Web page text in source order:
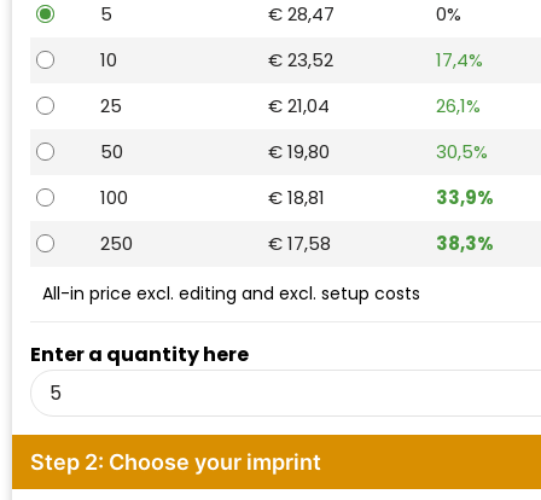
MyKit
Ocean Bottle
Parker
Waterman
5
€ 28,47
0%
10
€ 23,52
17,4%
25
€ 21,04
26,1%
50
€ 19,80
30,5%
100
€ 18,81
33,9%
250
€ 17,58 38,3%
Enter a quantity here
All-in price excl. editing and excl. setup costs
Step 2: Choose your imprint